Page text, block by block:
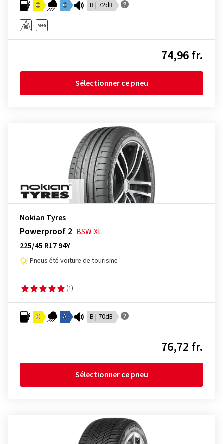
C C B | 72dB
74,96 fr.
Sélectionner ce pneu
Nokian Tyres
Powerproof 2 BSWXL
225/45 R17 94Y
Pneus été voiture de tourisme
(1)
C A B | 70dB
76,72 fr.
Sélectionner ce pneu